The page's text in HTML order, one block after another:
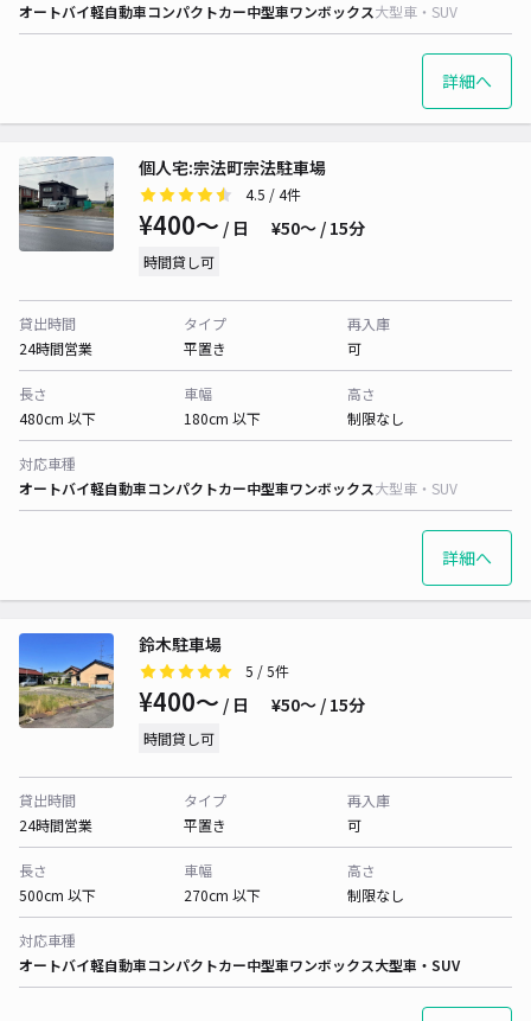
オートバイ軽自動車コンパクトカー中型車ワンボックス大型車・SUV
詳細へ
個人宅:宗法町宗法駐車場
4.5 / 4件
¥400〜 / 日 ¥50〜 / 15分
時間貸し可
貸出時間
24時間営業
タイプ
平置き
再入庫
可
長さ
480cm 以下
車幅
180cm 以下
高さ
制限なし
対応車種
オートバイ軽自動車コンパクトカー中型車ワンボックス大型車・SUV
詳細へ
鈴木駐車場
5 / 5件
¥400〜 / 日 ¥50〜 / 15分
時間貸し可
貸出時間
24時間営業
タイプ
平置き
再入庫
可
長さ
500cm 以下
車幅
270cm 以下
高さ
制限なし
対応車種
オートバイ軽自動車コンパクトカー中型車ワンボックス大型車・SUV